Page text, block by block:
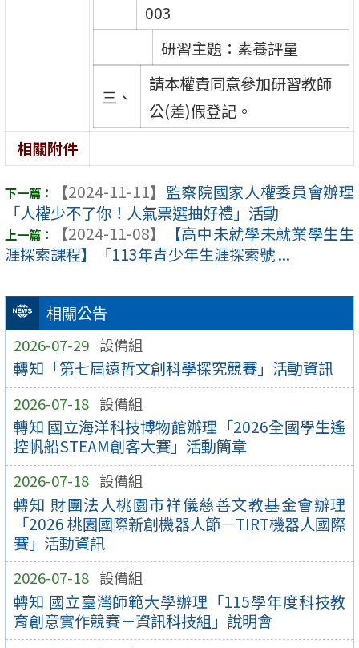
相關公告
2026-07-29 設備組
轉知「第七屆遠哲文創科學探究競賽」活動資訊
2026-07-18 設備組
轉知 國立海洋科技博物館辦理「2026全國學生遙
控帆船STEAM創客大賽」活動簡章
2026-07-18 設備組
轉知 財團法人桃園市祥儀慈善文教基金會辦理
「2026 桃園國際新創機器人節－TIRT機器人國際
賽」活動資訊
2026-07-18 設備組
轉知 國立臺灣師範大學辦理「115學年度科技教
育創意實作競賽－資訊科技組」說明會
003
研習主題：素養評量
三、
請本權責同意參加研習教師
公(差)假登記。
相關附件
【2024-11-11】 監察院國家人權委員會辦理
「人權少不了你！人氣票選抽好禮」活動
【2024-11-08】
【高中未就學未就業學生生
涯探索課程】「113年青少年生涯探索號 ...